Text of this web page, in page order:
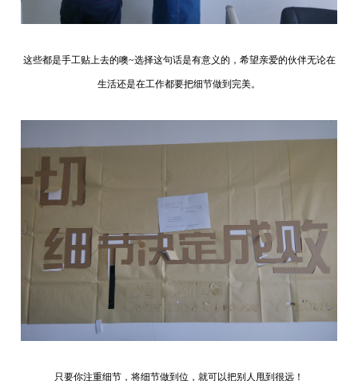
这些都是手工贴上去的噢~选择这句话是有意义的，希望亲爱的伙伴无论在
生活还是在工作都要把细节做到完美。
只要你注重细节，将细节做到位，就可以把别人甩到很远！